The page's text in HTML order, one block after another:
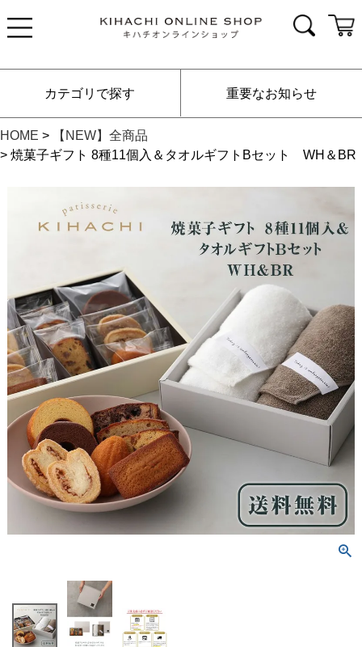
カテゴリで探す 重要なお知らせ
HOME
【NEW】全商品
焼菓子ギフト 8種11個入＆タオルギフトBセット WH＆BR